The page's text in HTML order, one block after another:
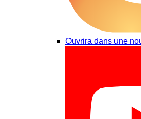
Ouvrira dans une